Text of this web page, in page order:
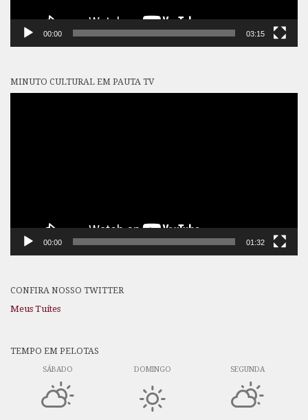
00:00 03:15
MINUTO CULTURAL EM PAUTA TV
00:00 01:32
CONFIRA NOSSO TWITTER
Meus Tuítes
TEMPO EM PELOTAS
SÁBADO DOMINGO SEGUNDA